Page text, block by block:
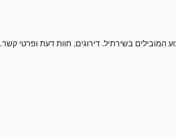
המובילים בשירתיל. דירוגים, חוות דעת ופרטי קשר.